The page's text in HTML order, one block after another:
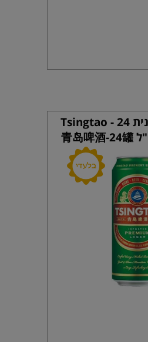
ארגז בירה סינית Tsingtao - 24